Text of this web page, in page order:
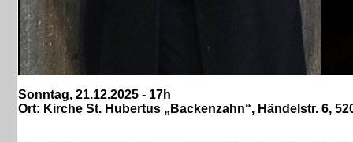
Sonntag, 21.12.2025 - 17h
Ort: Kirche St. Hubertus „Backenzahn“, Händelstr. 6,